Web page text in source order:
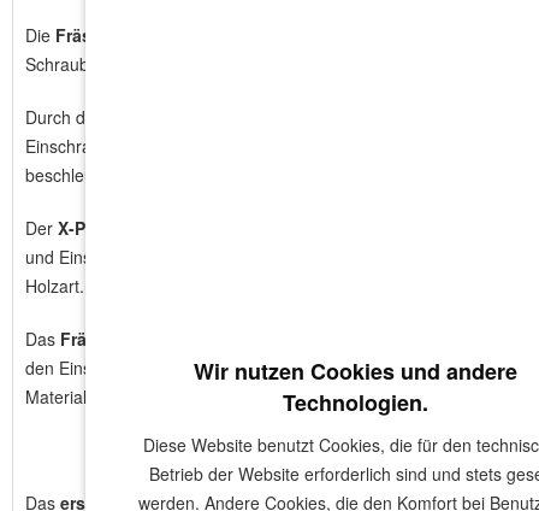
Die Fräsrippen
Schraube ohne Vorsenken.
Durch die
Einschraubmomente erreicht und der Schraubvorgang
beschleunigt.
Der X-Point
und Einschrauben ohne vorzubohren. Abhängig von der
Holzart.
Das Fräsgewinde
den Einschraubwiederstand und reduziert die Spannungen im
Material.
Das erste Bild stellt die Schraube5,0 x 50mm dar.
Wir nutzen Cookies und andere
Technologien.
Diese Website benutzt Cookies, die für den
Betrieb der Website erforderlich sind und stets
werden. Andere Cookies, die den Komfort bei